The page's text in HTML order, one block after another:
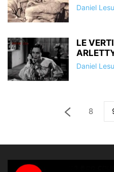
Daniel
LE
Daniel
8